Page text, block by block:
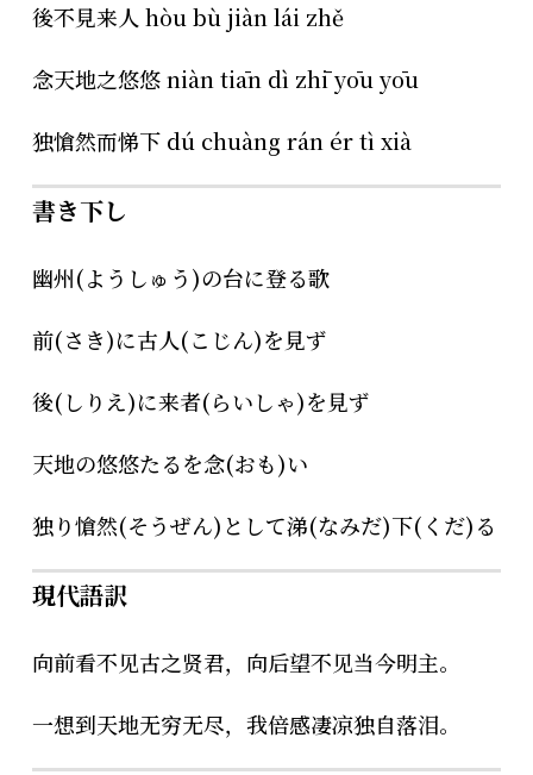
後不見来人 hòu bù jiàn lái zhě
念天地之悠悠 niàn tiān dì zhī yōu yōu
独愴然而悌下 dú chuàng rán ér tì xià
書き下し
幽州(ようしゅう)の台に登る歌
前(さき)に古人(こじん)を見ず
後(しりえ)に来者(らいしゃ)を見ず
天地の悠悠たるを念(おも)い
独り愴然(そうぜん)として涕(なみだ)下(くだ)る
現代語訳
向前看不见古之贤君，向后望不见当今明主。
一想到天地无穷无尽，我倍感凄凉独自落泪。